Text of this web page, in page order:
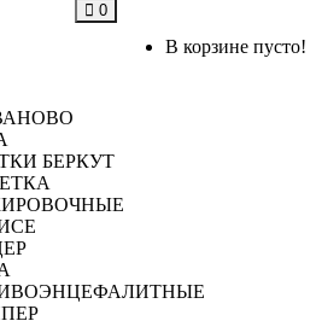
0
В корзине пусто!
БЕРКУТ